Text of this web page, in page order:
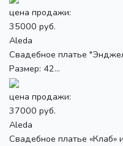
цена продажи:
35000 руб.
Aleda
Свадебное платье
Размер: 42...
цена продажи:
37000 руб.
Aleda
Свадебное платье «Клаб»